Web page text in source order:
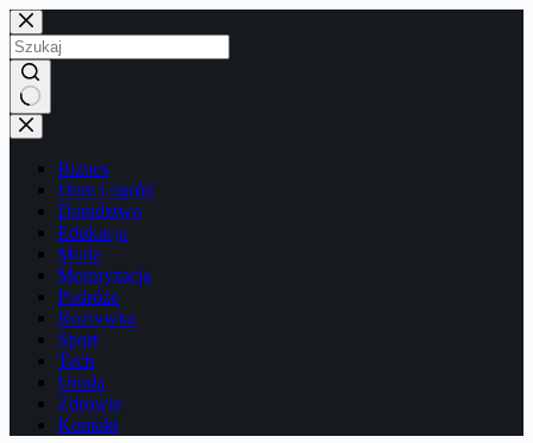
Przejdź
do
treści
Brak
wyników
Biznes
Dom i ogród
Doradztwo
Edukacja
Moda
Motoryzacja
Podróże
Rozrywka
Sport
Tech
Uroda
Zdrowie
Kontakt